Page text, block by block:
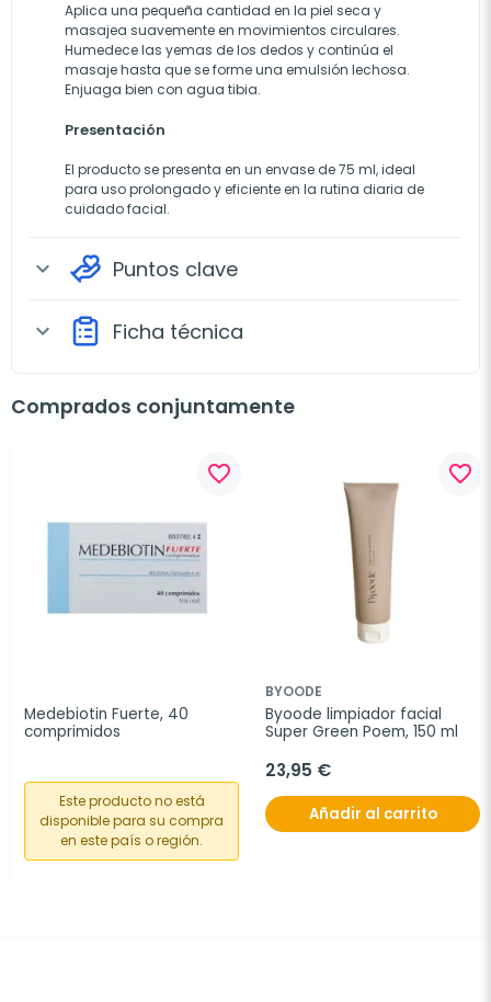
Aplica una pequeña cantidad en la piel seca y
masajea suavemente en movimientos circulares.
Humedece las yemas de los dedos y continúa el
masaje hasta que se forme una emulsión lechosa.
Enjuaga bien con agua tibia.
Presentación
El producto se presenta en un envase de 75 ml, ideal
para uso prolongado y eficiente en la rutina diaria de
cuidado facial.
expand_more Puntos clave
expand_more Ficha técnica
Comprados conjuntamente
favorite_border
Medebiotin Fuerte, 40
comprimidos
Este producto no está
disponible para su compra
en este país o región.
favorite_border
BYOODE
Byoode limpiador facial
Super Green Poem, 150 ml
23,95 €
Añadir al carrito